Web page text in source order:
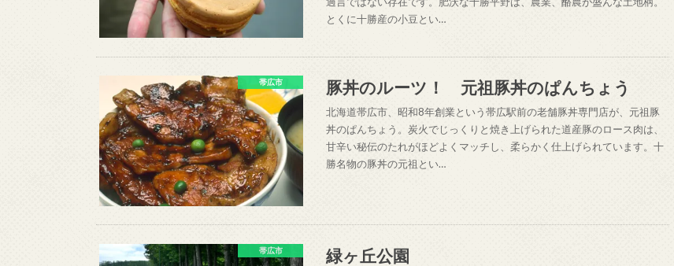
とくに十勝産の小豆とい…
帯広市 豚丼のルーツ！ 元祖豚丼のぱんちょう
北海道帯広市、昭和8年創業という帯広駅前の老舗豚丼専門店が、元祖豚
丼のぱんちょう。炭火でじっくりと焼き上げられた道産豚のロース肉は、
甘辛い秘伝のたれがほどよくマッチし、柔らかく仕上げられています。十
勝名物の豚丼の元祖とい…
帯広市 緑ヶ丘公園